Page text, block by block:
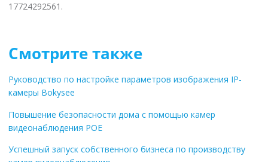
17724292561.
Смотрите также
Руководство по настройке параметров изображения IP-
камеры Bokysee
Повышение безопасности дома с помощью камер
видеонаблюдения POE
Успешный запуск собственного бизнеса по производству